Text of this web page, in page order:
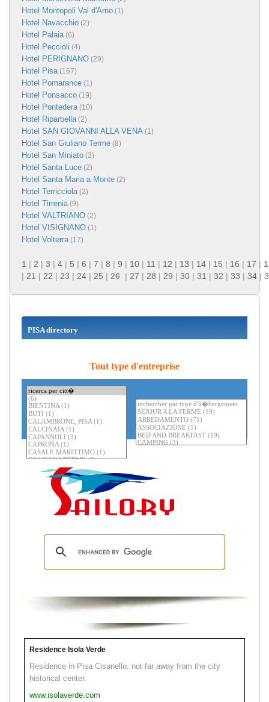
Hotel Montopoli Val d'Arno (1)
Hotel Navacchio (2)
Hotel Palaia (6)
Hotel Peccioli (4)
Hotel PERIGNANO (29)
Hotel Pisa (167)
Hotel Pomarance (1)
Hotel Ponsacco (19)
Hotel Pontedera (10)
Hotel Riparbella (2)
Hotel SAN GIOVANNI ALLA VENA (1)
Hotel San Giuliano Terme (8)
Hotel San Miniato (3)
Hotel Santa Luce (2)
Hotel Santa Maria a Monte (2)
Hotel Terricciola (2)
Hotel Tirrenia (9)
Hotel VALTRIANO (2)
Hotel VISIGNANO (1)
Hotel Volterra (17)
1 | 2 | 3 | 4 | 5 | 6 | 7 | 8 | 9 | 10 | 11 | 12 | 13 | 14 | 15 | 16 | 17 |
| 21 | 22 | 23 | 24 | 25 | 26 | 27 | 28 | 29 | 30 | 31 | 32 | 33 | 34 |
PISA directory
Tout type d'entreprise
Residence Isola Verde
Residence in Pisa Cisanello, not far away from the city
historical center.
www.isolaverde.com